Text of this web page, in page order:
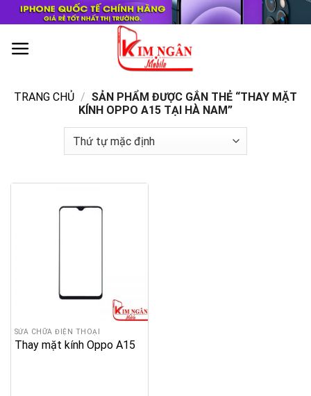
Skip
to
content
TRANG CHỦ / SẢN PHẨM ĐƯỢC GẮN THẺ “THAY MẶT
KÍNH OPPO A15 TẠI HÀ NAM”
SỬA CHỮA ĐIỆN THOẠI
Thay mặt kính Oppo A15